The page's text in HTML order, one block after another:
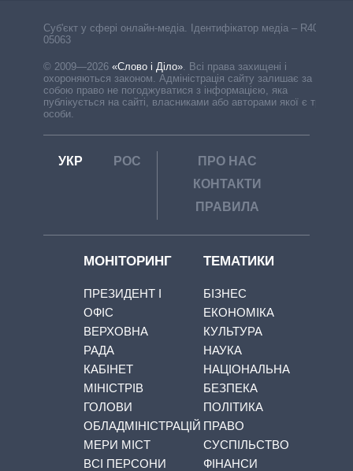
Cуб'єкт у сфері онлайн-медіа. Ідентифікатор медіа – R40-
05063
© 2009—2026 «Слово і Діло». Всі права захищені і
охороняються законом. Адміністрація сайту залишає за
собою право не погоджуватися з інформацією, яка
публікується на сайті, власниками або авторами якої є треті
особи.
УКР РОС
ПРО НАС
КОНТАКТИ
ПРАВИЛА
МОНІТОРИНГ
ПРЕЗИДЕНТ І
ОФІС
ВЕРХОВНА
РАДА
КАБІНЕТ
МІНІСТРІВ
ГОЛОВИ
ОБЛАДМІНІСТРАЦІЙ
МЕРИ МІСТ
ВСІ ПЕРСОНИ
ТЕМАТИКИ
БІЗНЕС
ЕКОНОМІКА
КУЛЬТУРА
НАУКА
НАЦІОНАЛЬНА
БЕЗПЕКА
ПОЛІТИКА
ПРАВО
СУСПІЛЬСТВО
ФІНАНСИ